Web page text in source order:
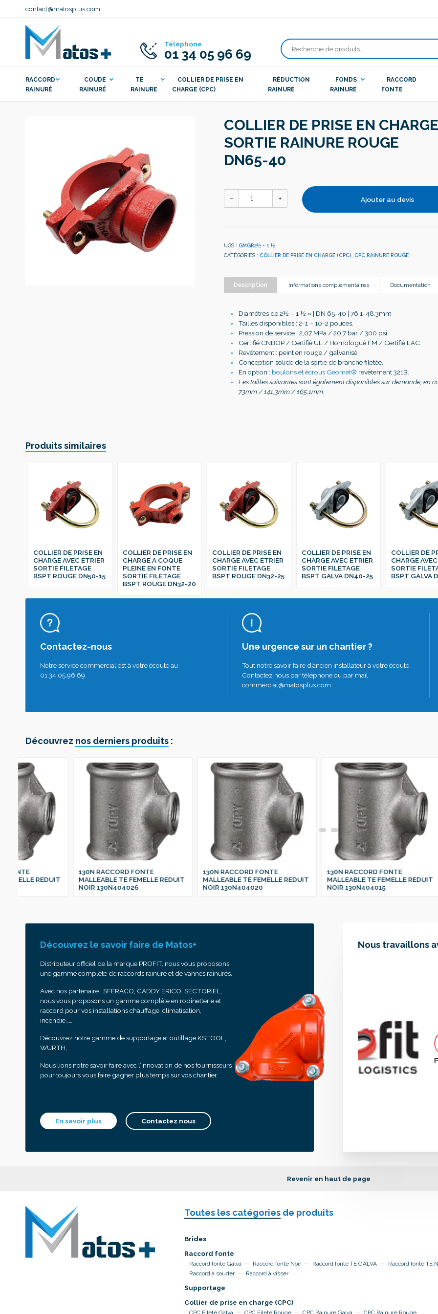
contact@matosplus.com
Téléphone
01 34 05 96 69
Recherche
RACCORD
RAINURÉ
COUDE
RAINURÉ
TE
RAINURE
COLLIER DE PRISE EN
CHARGE (CPC)
RÉDUCTION
RAINURÉ
FONDS
RAINURÉ
RACCORD
FONTE
COLLIER DE PRISE EN CHARGE
SORTIE RAINURE ROUGE
DN65-40
Ajouter au devis
UGS :GMGR2½ - 1 ½
CATÉGORIES :COLLIER DE PRISE EN CHARGE (CPC) ,CPC RAINURE ROUGE
Description Informations complémentaires Documentation
Diamètres de 2½ – 1 ½ » | DN 65-40 | 76.1-48.3mm
Tailles disponibles : 2-1 – 10-2 pouces.
Pression de service : 2,07 MPa / 20,7 bar / 300 psi.
Certifié CNBOP / Certifié UL / Homologué FM / Certifié EAC.
Revêtement : peint en rouge / galvanisé.
Conception solide de la sortie de branche filetée.
En option : boulons et écrous Geomet® revêtement 321B.
Les tailles suivantes sont également disponibles sur demande, en
73mm / 141,3mm / 165,1mm.
Produits similaires
COLLIER DE PRISE EN
CHARGE AVEC ETRIER
SORTIE FILETAGE
BSPT ROUGE DN50-15
COLLIER DE PRISE EN
CHARGE A COQUE
PLEINE EN FONTE
SORTIE FILETAGE
BSPT ROUGE DN32-20
COLLIER DE PRISE EN
CHARGE AVEC ETRIER
SORTIE FILETAGE
BSPT ROUGE DN32-25
COLLIER DE PRISE EN
CHARGE AVEC ETRIER
SORTIE FILETAGE
BSPT GALVA DN40-25
COLLIER DE
CHARGE
SORTIE
BSPT GALVA
Contactez-nous
Notre service commercial est à votre écoute au
01.34.05.96.69
Une urgence sur un chantier ?
Tout notre savoir faire d’ancien installateur à votre écoute.
Contactez nous par téléphone ou par mail
commercial@matosplus.com
Découvrez nos derniers produits :
130N RACCORD FONTE
MALLEABLE TE FEMELLE REDUIT
NOIR 130N404026
130N RACCORD FONTE
MALLEABLE TE FEMELLE REDUIT
NOIR 130N404020
130N RACCORD FONTE
MALLEABLE TE FEMELLE REDUIT
NOIR 130N404015
130N
NOIR
Découvrez le savoir faire de Matos+
Distributeur officiel de la marque PROFIT, nous vous proposons
une gamme complète de raccords rainuré et de vannes rainurés.
Avec nos partenaire , SFERACO, CADDY ERICO, SECTORIEL,
nous vous proposons un gamme complète en robinetterie et
raccord pour vos installations chauffage, climatisation,
incendie……
Découvrez notre gamme de supportage et outillage KSTOOL,
WURTH,
Nous lions notre savoir faire avec l’innovation de nos fournisseurs
pour toujours vous faire gagner plus temps sur vos chantier.
En savoir plus Contactez nous
Nous travaillons
Revenir en haut de page
Toutes les catégories de produits
Brides
Raccord fonte
Raccord fonte Galva Raccord fonte Noir Raccord fonte TE GALVA
Raccord fonte TE
Raccord à souder
Raccord à visser
Supportage
Collier de prise en charge (CPC)
CPC Fileté Galva CPC Fileté Rouge CPC Rainure Galva CPC Rainure Rouge